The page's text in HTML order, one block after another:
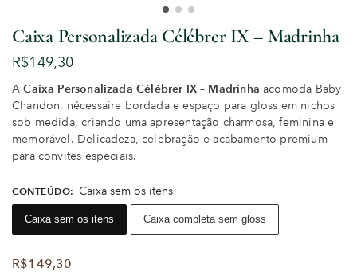
Caixa Personalizada Célébrer IX – Madrinha
R$149,30
ACaixa Personalizada Célébrer IX – Madrinha acomoda Baby
Chandon, nécessaire bordada e espaço para gloss em nichos
sob medida, criando uma apresentação charmosa, feminina e
memorável. Delicadeza, celebração e acabamento premium
para convites especiais.
CONTEÚDO: Caixa sem os itens
Caixa sem os itens Caixa completa sem gloss
R$149,30